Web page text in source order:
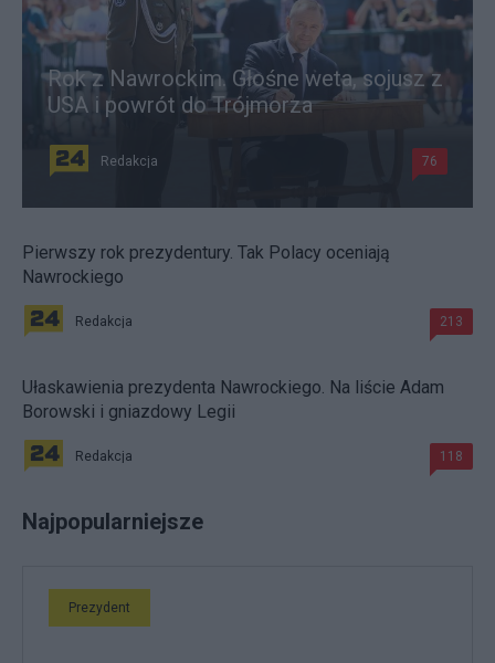
Rok z Nawrockim. Głośne weta, sojusz z
USA i powrót do Trójmorza
Redakcja 76
Pierwszy rok prezydentury. Tak Polacy oceniają
Nawrockiego
Redakcja 213
Ułaskawienia prezydenta Nawrockiego. Na liście Adam
Borowski i gniazdowy Legii
Redakcja 118
Najpopularniejsze
Prezydent